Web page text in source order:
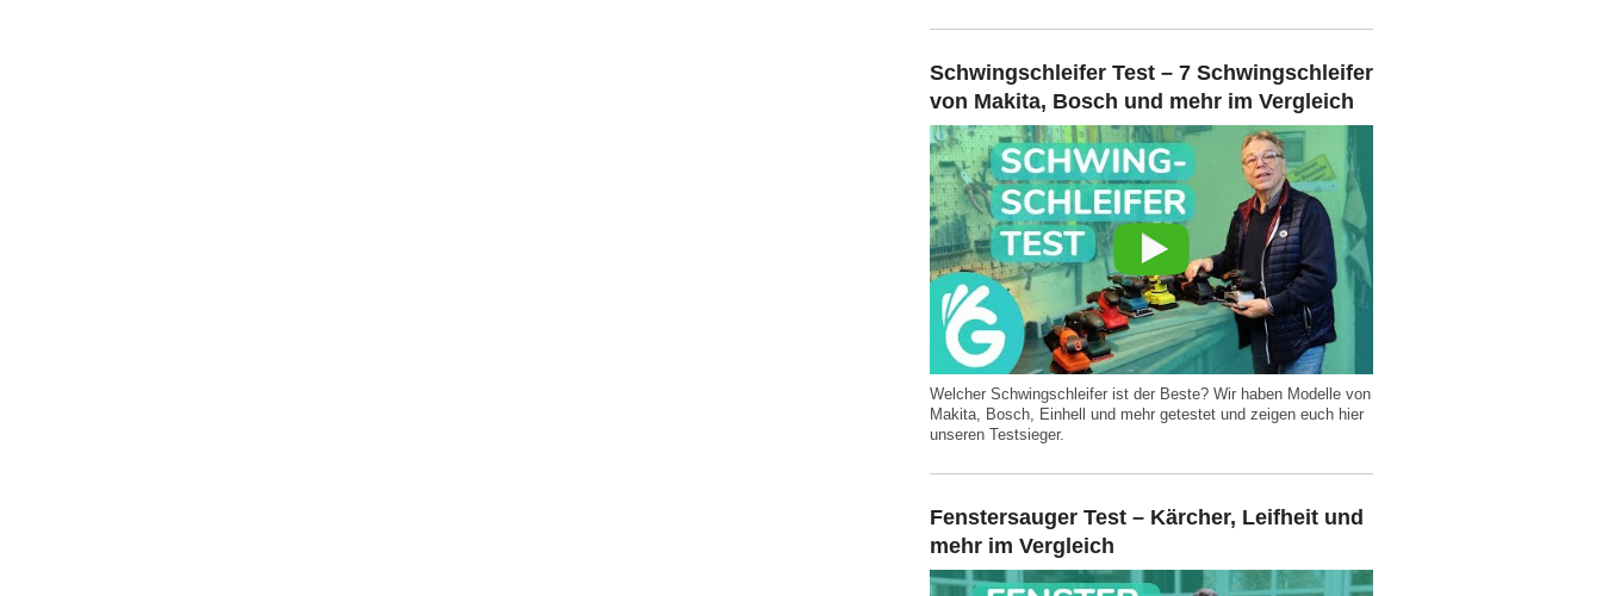
Schwingschleifer Test – 7 Schwingschleifer
von Makita, Bosch und mehr im Vergleich
Welcher Schwingschleifer ist der Beste? Wir haben Modelle von
Makita, Bosch, Einhell und mehr getestet und zeigen euch hier
unseren Testsieger.
Fenstersauger Test – Kärcher, Leifheit und
mehr im Vergleich